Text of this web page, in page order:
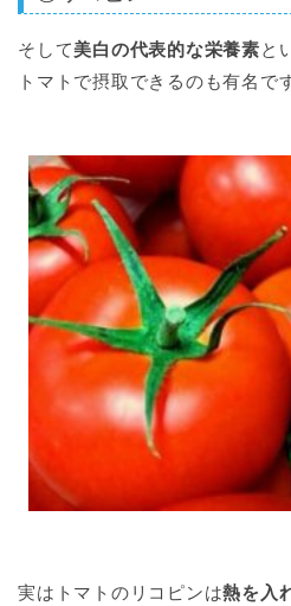
そして美白の代表的な栄養素と
トマトで摂取できるのも有名で
実はトマトのリコピンは熱を入